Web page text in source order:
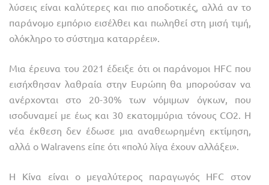
λύσεις είναι καλύτερες και πιο αποδοτικές, αλλά αν το
παράνομο εμπόριο εισέλθει και πωληθεί στη μισή τιμή,
ολόκληρο το σύστημα καταρρέει».
Μια έρευνα του 2021 έδειξε ότι οι παράνομοι HFC που
εισήχθησαν λαθραία στην Ευρώπη θα μπορούσαν να
ανέρχονται στο 20-30% των νόμιμων όγκων, που
ισοδυναμεί με έως και 30 εκατομμύρια τόνους CO2. Η
νέα έκθεση δεν έδωσε μια αναθεωρημένη εκτίμηση,
αλλά ο Walravens είπε ότι «πολύ λίγα έχουν αλλάξει».
Η Κίνα είναι ο μεγαλύτερος παραγωγός HFC στον